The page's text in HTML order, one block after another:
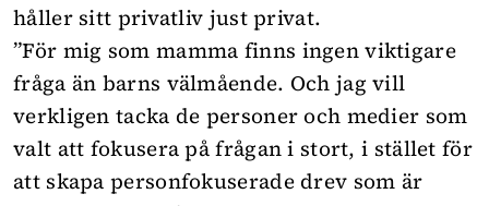
håller sitt privatliv just privat.
”För mig som mamma finns ingen viktigare
fråga än barns välmående. Och jag vill
verkligen tacka de personer och medier som
valt att fokusera på frågan i stort, i stället för
att skapa personfokuserade drev som är